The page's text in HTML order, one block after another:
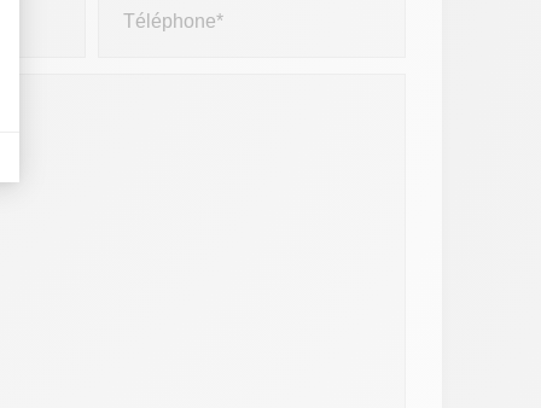
qui seront affichées sur les pages de Google.